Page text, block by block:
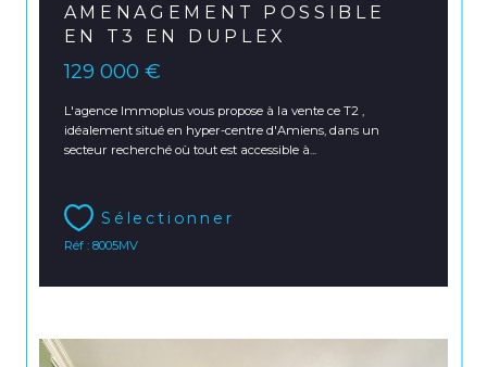
AMENAGEMENT POSSIBLE
EN T3 EN DUPLEX
129 000 €
L'agence Immoplus vous propose à la vente ce T2 ,
idéalement situé en hyper-centre d'Amiens, dans un
secteur recherché où tout est accessible à...
Sélectionner
Réf : 8005MV